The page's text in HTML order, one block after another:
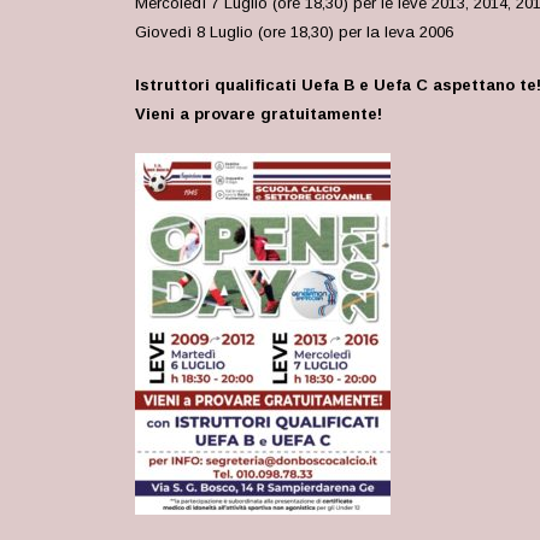
Giovedì 8 Luglio (ore 18,30) per la leva 2006
Istruttori qualificati Uefa B e Uefa C aspettano te!
Vieni a provare gratuitamente!